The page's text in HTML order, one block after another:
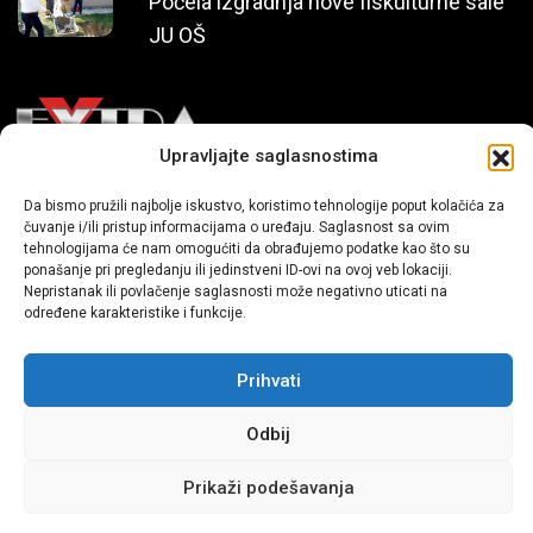
Upravljajte saglasnostima
Da bismo pružili najbolje iskustvo, koristimo tehnologije poput kolačića za
čuvanje i/ili pristup informacijama o uređaju. Saglasnost sa ovim
tehnologijama će nam omogućiti da obrađujemo podatke kao što su
ponašanje pri pregledanju ili jedinstveni ID-ovi na ovoj veb lokaciji.
Nepristanak ili povlačenje saglasnosti može negativno uticati na
određene karakteristike i funkcije.
Prihvati
Odbij
Prikaži podešavanja
JU OŠ
Mi smo moderni portal zabavnog karaktera koji donosi vijesti i
priče iz života, svijeta showbiza, lifestyle-a i popularne kulture.
Sva prava zadržana | extra.ba by profm.ba
Dev:www.senidh.com